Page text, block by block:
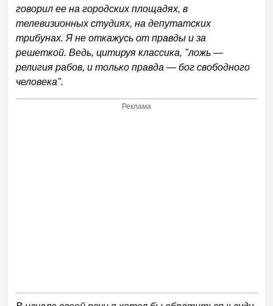
говорил ее на городских площадях, в
телевизионных студиях, на депутатских
трибунах. Я не откажусь от правды и за
решеткой. Ведь, цитируя классика, "ложь —
религия рабов, и только правда — бог свободного
человека".
Реклама